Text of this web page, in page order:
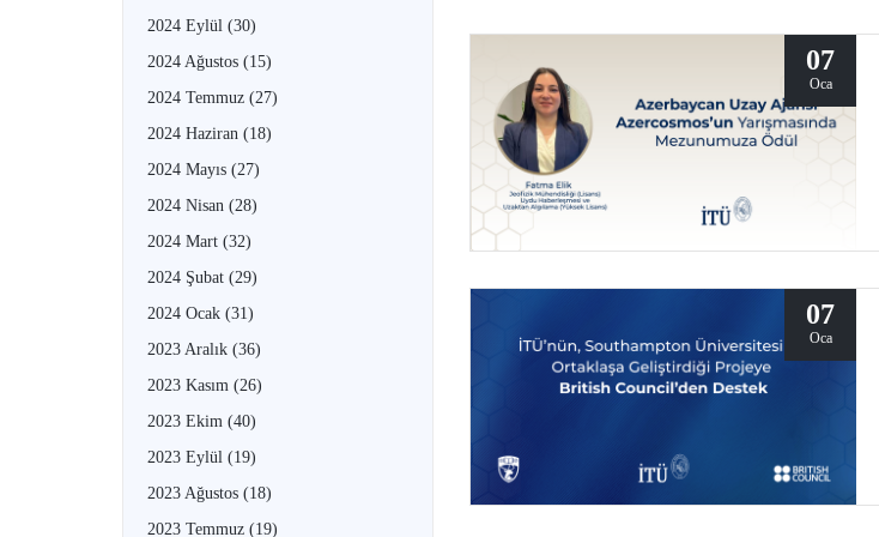
2024 Eylül (30)
2024 Ağustos (15)
2024 Temmuz (27)
2024 Haziran (18)
2024 Mayıs (27)
2024 Nisan (28)
2024 Mart (32)
2024 Şubat (29)
2024 Ocak (31)
2023 Aralık (36)
2023 Kasım (26)
2023 Ekim (40)
2023 Eylül (19)
2023 Ağustos (18)
2023 Temmuz (19)
07
Oca
07
Oca